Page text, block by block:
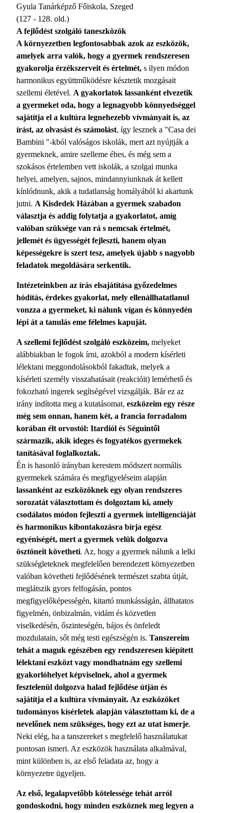
Gyula Tanárképző Főiskola, Szeged
(127 - 128. old.)
A fejlődést szolgáló taneszközök
A környezetben legfontosabbak azok az eszközök,
amelyek arra valók, hogy a gyermek rendszeresen
gyakorolja érzékszerveit és értelmét, s ilyen módon
harmonikus együttműködésre késztetik mozgásait
szellemi életével. A gyakorlatok lassanként elvezetik
a gyermeket oda, hogy a legnagyobb könnyedséggel
sajátítja el a kultúra legnehezebb vívmányait is, az
írást, az olvasást és számolást, így lesznek a "Casa dei
Bambini "-kból valóságos iskolák, mert azt nyújtják a
gyermeknek, amire szelleme éhes, és még sem a
szokásos értelemben vett iskolák, a szolgai munka
helyei, amelyen, sajnos, mindannyiunknak át kellett
kínlódnunk, akik a tudatlanság homályából ki akartunk
jutni. A Kisdedek Házában a gyermek szabadon
választja és addig folytatja a gyakorlatot, amíg
valóban szüksége van rá s nemcsak értelmét,
jellemét és ügyességét fejleszti, hanem olyan
képességekre is szert tesz, amelyek újabb s nagyobb
feladatok megoldására serkentik.
Intézeteinkben az írás elsajátítása győzedelmes
hódítás, érdekes gyakorlat, mely ellenállhatatlanul
vonzza a gyermeket, ki nálunk vígan és könnyedén
lépi át a tanulás eme félelmes kapuját.
A szellemi fejlődést szolgáló eszközeim, melyeket
alábbiakban le fogok írni, azokból a modern kísérleti
lélektani meggondolásokból fakadtak, melyek a
kísérleti személy visszahatásait (reakcióit) lemérhető és
fokozható ingerek segítségével vizsgálják. Bár ez az
irány indította meg a kutatásomat, eszközeim egy része
még sem onnan, hanem két, a francia forradalom
korában élt orvostól: Itardiól és Séguintől
származik, akik ideges és fogyatékos gyermekek
tanításával foglalkoztak.
Én is hasonló irányban kerestem módszert normális
gyermekek számára és megfigyeléseim alapján
lassanként az eszközöknek egy olyan rendszeres
sorozatát választottam és dolgoztam ki, amely
csodálatos módon fejleszti a gyermek intelligenciáját
és harmonikus kibontakozásra bírja egész
egyéniségét, mert a gyermek velük dolgozva
ösztöneit követheti. Az, hogy a gyermek nálunk a lelki
szükségleteknek megfelelően berendezett környezetben
valóban követheti fejlődésének természet szabta útját,
meglátszik gyors felfogásán, pontos
megfigyelőképességén, kitartó munkásságán, állhatatos
figyelmén, önbizalmán, vidám és közvetlen
viselkedésén, őszinteségén, bájos és önfeledt
mozdulatain, sőt még testi egészségén is. Tanszereim
tehát a maguk egészében egy rendszeresen kiépített
lélektani eszközt vagy mondhatnám egy szellemi
gyakorlóhelyet képviselnek, ahol a gyermek
fesztelenül dolgozva halad fejlődése útján és
sajátítja el a kultúra vívmányait. Az eszközöket
tudományos kísérletek alapján választottam ki, de a
nevelőnek nem szükséges, hogy ezt az utat ismerje.
Neki elég, ha a tanszereket s megfelelő használatukat
pontosan ismeri. Az eszközök használata alkalmával,
mint különben is, az első feladata az, hogy a
környezetre ügyeljen.
Az első, legalapvetőbb kötelessége tehát arról
gondoskodni, hogy minden eszköznek meg legyen a